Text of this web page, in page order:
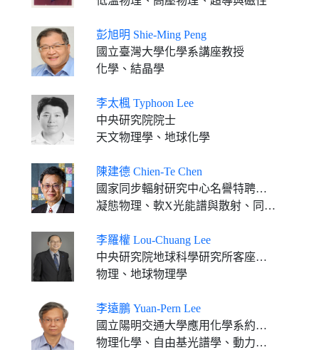
彭旭明 Shie-Ming Peng
國立臺灣大學化學系講座教授
化學、結晶學
李太楓 Typhoon Lee
中央研究院院士
天文物理學、地球化學
陳建德 Chien-Te Chen
國家同步輻射研究中心名譽特聘研究員
凝態物理、軟X光能譜與散射、同步輻射儀器
李羅權 Lou-Chuang Lee
中央研究院地球科學研究所客座講座
物理、地球物理學
李遠鵬 Yuan-Pern Lee
國立陽明交通大學應用化學系約聘教授 (2022.02-)
物理化學、自由基光譜學、動力學、雷射化學、動態學